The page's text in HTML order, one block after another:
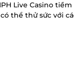
Live Casino
thể thử sức với